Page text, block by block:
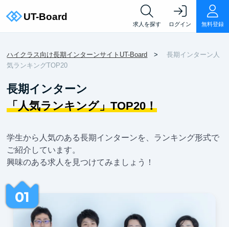
求人を探す ログイン 無料登録
ハイクラス向け長期インターンサイトUT-Board
長期インターン人
気ランキングTOP20
長期インターン
「人気ランキング」TOP20！
学生から人気のある長期インターンを、ランキング形式で
ご紹介しています。
興味のある求人を見つけてみましょう！
01